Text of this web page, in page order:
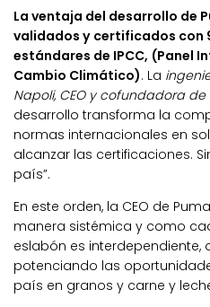
La ventaja del desarrollo de
validados y certificados con
estándares de IPCC, (Panel
Cambio Climático). La
Napoli, CEO y cofundadora de
desarrollo transforma la
normas internacionales en
alcanzar las certificaciones.
país”.
En este orden, la CEO de
manera sistémica y como
eslabón es
potenciando las
país en granos y carne y